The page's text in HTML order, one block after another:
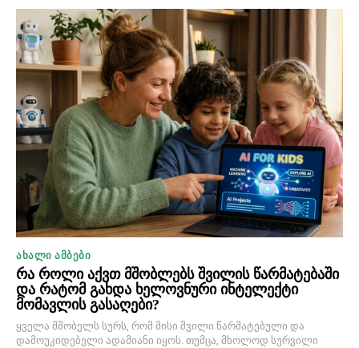
ᲐᲮᲐᲚᲘ ᲐᲛᲑᲔᲑᲘ
რა როლი აქვთ მშობლებს შვილის წარმატებაში
და რატომ გახდა ხელოვნური ინტელექტი
მომავლის გასაღები?
ყველა მშობელს სურს, რომ მისი შვილი წარმატებული და
დამოუკიდებელი ადამიანი იყოს. თუმცა, მხოლოდ სურვილი